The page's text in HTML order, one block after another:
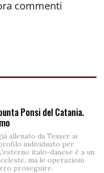
Ponsi del Catania.
allenato da Tesser ai
individuato per
italo-danese è a un
ma le operazioni
proseguire.